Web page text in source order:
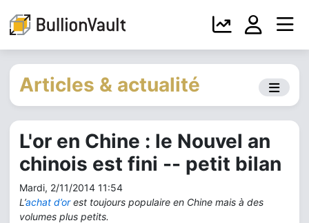
Articles & actualité
L'or en Chine : le Nouvel an
chinois est fini -- petit bilan
Mardi, 2/11/2014 11:54
L’achat d’orest toujours populaire en Chine mais à des
volumes plus petits.